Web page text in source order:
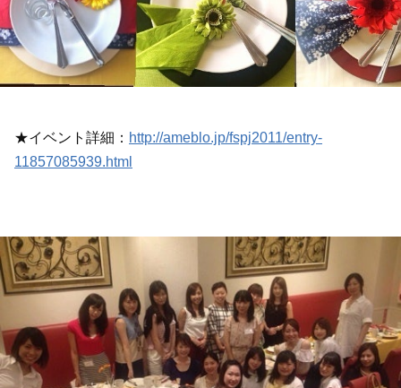
★イベント詳細： http://ameblo.jp/fspj2011/entry-
11857085939.html